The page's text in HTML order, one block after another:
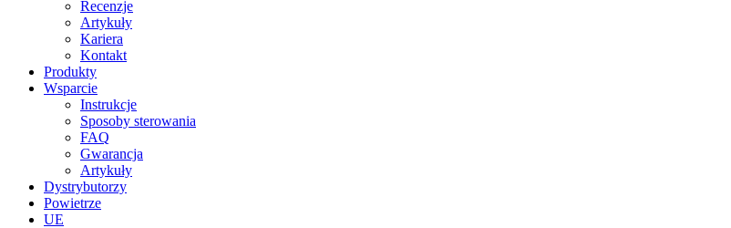
Recenzje
Artykuły
Kariera
Kontakt
Produkty
Wsparcie
Instrukcje
Sposoby sterowania
FAQ
Gwarancja
Artykuły
Dystrybutorzy
Powietrze
UE